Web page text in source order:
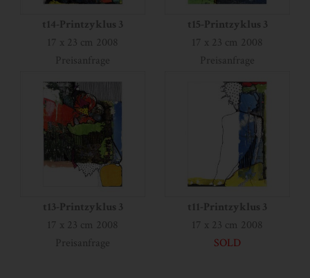
t14-Printzyklus 3
17 x 23 cm 2008
Preisanfrage
t15-Printzyklus 3
17 x 23 cm 2008
Preisanfrage
t13-Printzyklus 3
17 x 23 cm 2008
Preisanfrage
t11-Printzyklus 3
17 x 23 cm 2008
SOLD